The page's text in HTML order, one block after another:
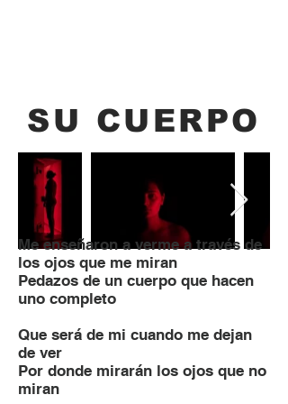
SU CUERPO
Me enseñaron a verme a través de
los ojos que me miran
Pedazos de un cuerpo que hacen
uno completo
Que será de mi cuando me dejan
de ver
Por donde mirarán los ojos que no
miran